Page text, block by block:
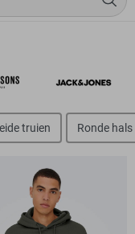
truien Ronde